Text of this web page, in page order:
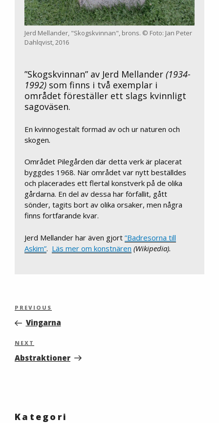
Jerd Mellander, "Skogskvinnan", brons. © Foto: Jan Peter
Dahlqvist, 2016
”Skogskvinnan” av Jerd Mellander (1934-
1992) som finns i två exemplar i
området föreställer ett slags kvinnligt
sagoväsen.
En kvinnogestalt formad av och ur naturen och
skogen.
Området Pilegården där detta verk är placerat
byggdes 1968. När området var nytt beställdes
och placerades ett flertal konstverk på de olika
gårdarna. En del av dessa har förfallit, gått
sönder, tagits bort av olika orsaker, men några
finns fortfarande kvar.
Jerd Mellander har även gjort ”Badresorna till
Askim”. Läs mer om konstnären (Wikipedia).
Inläggsnavigering
Previous
Post
PREVIOUS
Vingarna
Next
Post
NEXT
Abstraktioner
Kategori